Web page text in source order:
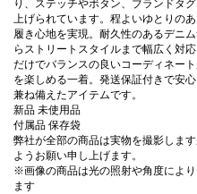
り、ステッチやボタン、ブランドタ
上げられています。程よいゆとりの
履き心地を実現。耐久性のあるデニ
らストリートスタイルまで幅広く対
だけでバランスの良いコーディネー
を楽しめる一着。発送保証付きで安
兼ね備えたアイテムです。
新品 未使用品
付属品 保存袋
弊社が全部の商品は実物を撮影しま
ようお願い申し上げます。
※画像の商品は光の照射や角度によ
ます